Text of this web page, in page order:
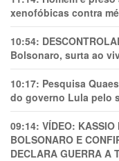
xenofóbicas contra
10:54:
Bolsonaro, surta ao
10:17: Pesquisa
do governo Lula pelo
09:14: VÍDEO:
BOLSONARO E
DECLARA GUERRA A